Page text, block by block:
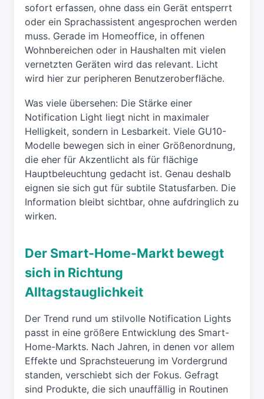
sofort erfassen, ohne dass ein Gerät entsperrt
oder ein Sprachassistent angesprochen werden
muss. Gerade im Homeoffice, in offenen
Wohnbereichen oder in Haushalten mit vielen
vernetzten Geräten wird das relevant. Licht
wird hier zur peripheren Benutzeroberfläche.
Was viele übersehen: Die Stärke einer
Notification Light liegt nicht in maximaler
Helligkeit, sondern in Lesbarkeit. Viele GU10-
Modelle bewegen sich in einer Größenordnung,
die eher für Akzentlicht als für flächige
Hauptbeleuchtung gedacht ist. Genau deshalb
eignen sie sich gut für subtile Statusfarben. Die
Information bleibt sichtbar, ohne aufdringlich zu
wirken.
Der Smart-Home-Markt bewegt
sich in Richtung
Alltagstauglichkeit
Der Trend rund um stilvolle Notification Lights
passt in eine größere Entwicklung des Smart-
Home-Markts. Nach Jahren, in denen vor allem
Effekte und Sprachsteuerung im Vordergrund
standen, verschiebt sich der Fokus. Gefragt
sind Produkte, die sich unauffällig in Routinen